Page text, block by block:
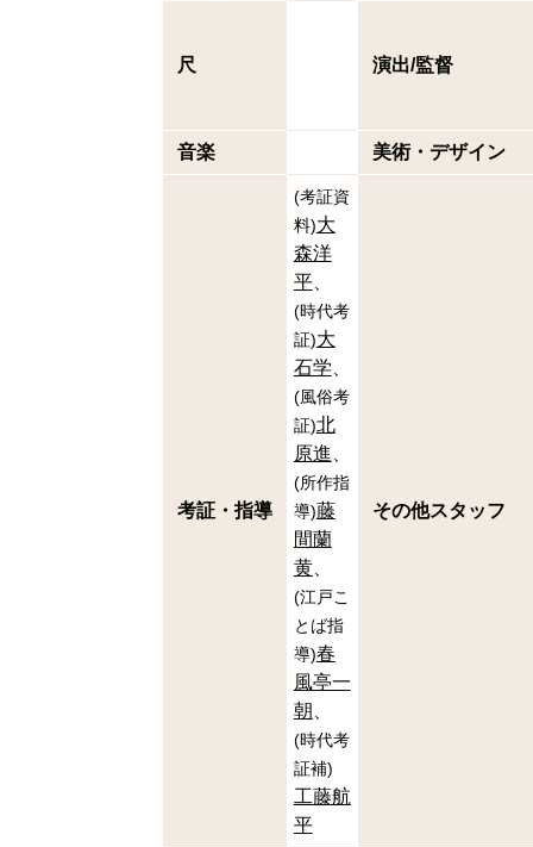
尺 演出/監督
音楽 美術・デザイン
考証・指導
(考証資
料)大
森洋
平
(時代考
証)大
石学
(風俗考
証)北
原進
(所作指
導)藤
間蘭
黄
(江戸こ
とば指
導)春
風亭一
朝
(時代考
証補)
工藤航
平
その他スタッフ